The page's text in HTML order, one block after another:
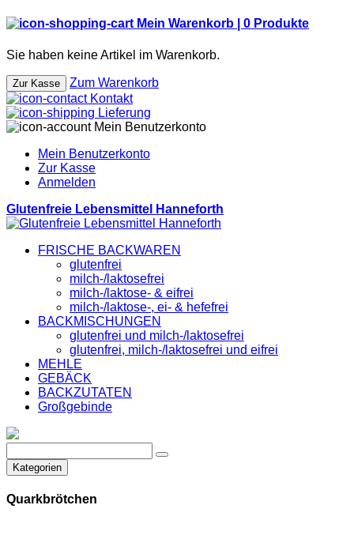
Mein Warenkorb | 0 Produkte
Sie haben keine Artikel im Warenkorb.
Zur Kasse
Zum Warenkorb
Kontakt
Lieferung
Mein Benutzerkonto
Mein Benutzerkonto
Zur Kasse
Anmelden
Glutenfreie Lebensmittel Hanneforth
FRISCHE BACKWAREN
glutenfrei
milch-/laktosefrei
milch-/laktose- & eifrei
milch-/laktose-, ei- & hefefrei
BACKMISCHUNGEN
glutenfrei und milch-/laktosefrei
glutenfrei, milch-/laktosefrei und eifrei
MEHLE
GEBÄCK
BACKZUTATEN
Großgebinde
Kategorien
Quarkbrötchen